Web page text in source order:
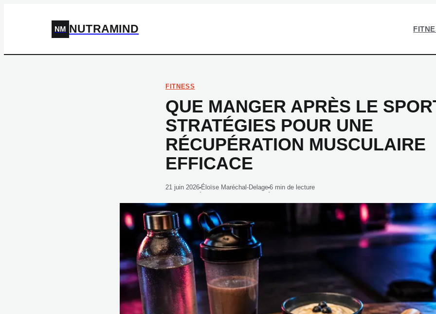
NM NUTRAMIND
FITNESS
QUE MANGER APRÈS LE
STRATÉGIES POUR UNE
RÉCUPÉRATION MUSCULAIRE
EFFICACE
21 juin 2026
·
Éloïse Maréchal-Delage
·
6 min de lecture